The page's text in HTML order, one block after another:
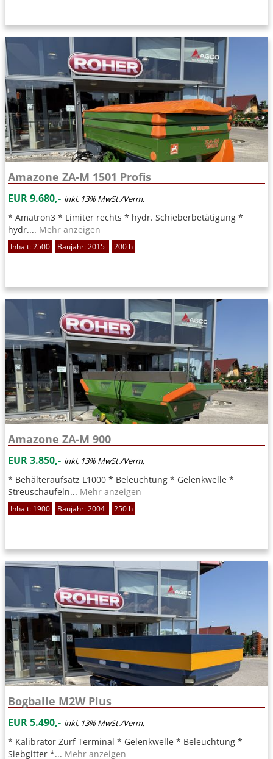
Amazone ZA-M 1501 Profis
EUR 9.680,- inkl. 13% MwSt./Verm.
* Amatron3 * Limiter rechts * hydr. Schieberbetätigung *
hydr.... Mehr anzeigen
Inhalt: 2500 Baujahr: 2015 200 h
Amazone ZA-M 900
EUR 3.850,- inkl. 13% MwSt./Verm.
* Behälteraufsatz L1000 * Beleuchtung * Gelenkwelle *
Streuschaufeln... Mehr anzeigen
Inhalt: 1900 Baujahr: 2004 250 h
Bogballe M2W Plus
EUR 5.490,- inkl. 13% MwSt./Verm.
* Kalibrator Zurf Terminal * Gelenkwelle * Beleuchtung *
Siebgitter *... Mehr anzeigen